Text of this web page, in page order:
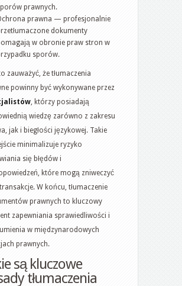
prawnych.
prawna — profesjonalnie
dokumenty
w obronie praw stron w
sporów.
zauważyć, że tłumaczenia
powinny być wykonywane przez
, którzy posiadają
wiedzę zarówno z zakresu
jak i biegłości językowej. Takie
minimalizuje ryzyko
się błędów i
które mogą zniweczyć
transakcje. W końcu, tłumaczenie
prawnych to kluczowy
zapewniania sprawiedliwości i
w międzynarodowych
prawnych.
są kluczowe
tłumaczenia